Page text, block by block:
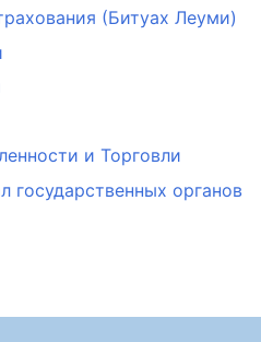
(Битуах Леуми)
и Торговли
органов